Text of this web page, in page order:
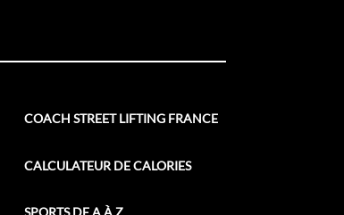
COACH STREET LIFTING FRANCE
CALCULATEUR DE CALORIES